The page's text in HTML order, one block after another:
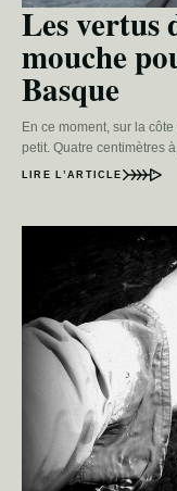
Les vertus
mouche
Basque
En ce moment, sur la
petit. Quatre centimètres
LIRE L’ARTICLE